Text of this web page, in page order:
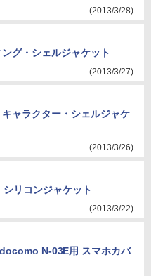
(2013/3/28)
グ・シェルジャケット
(2013/3/27)
ャラクター・シェルジャケ
(2013/3/26)
リコンジャケット
(2013/3/22)
N-03E用 スマホカバ